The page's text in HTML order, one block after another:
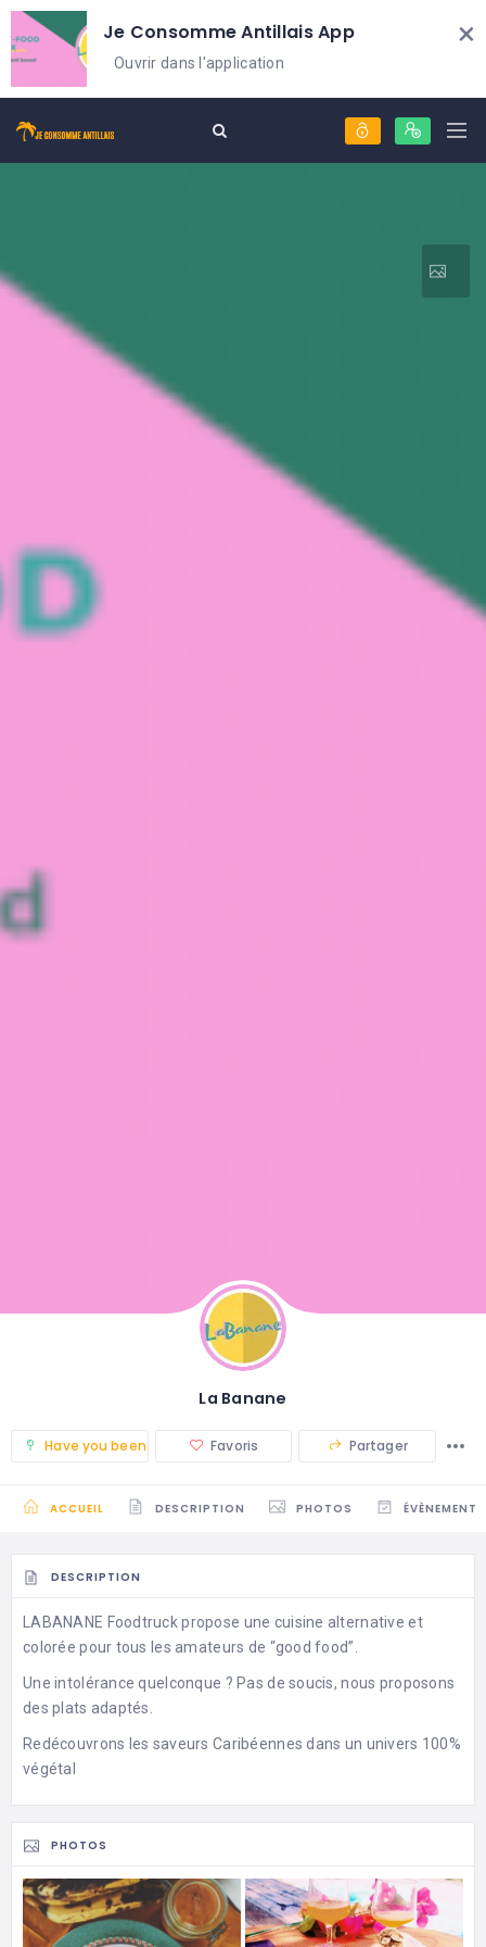
Je Consomme Antillais App
Ouvrir dans l'application
×
La Banane
Have you been there? (0)Favoris Partager
ACCUEIL DESCRIPTION PHOTOS ÉVÈNEMENTS
DESCRIPTION
LABANANE Foodtruck propose une cuisine alternative et
colorée pour tous les amateurs de “good food”.
Une intolérance quelconque ? Pas de soucis, nous proposons
des plats adaptés.
Redécouvrons les saveurs Caribéennes dans un univers 100%
végétal
PHOTOS